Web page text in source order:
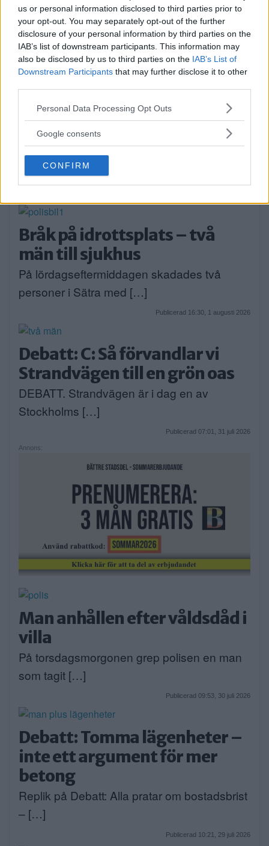
us or personal information disclosed to third parties prior to
your opt-out. You may separately opt-out of the further
disclosure of your personal information by third parties on the
IAB’s list of downstream participants. This information may
also be disclosed by us to third parties on the IAB’s List of
Downstream Participants that may further disclose it to other
Please note that this website/app uses one or more Google
not limited to your visit or usage behaviour. You may click to
use your data for below specified purposes in below Google
consent section.
Personal Data Processing Opt Outs
Google consents
CONFIRM
Sommartorget i Älvsjö
öppnar: Familjärt
På måndagseftermiddagen öppnade
aktiviteterna på Älvsjö torg. Artisten […]
Flydde i kajak – greps
På söndagsmorgonen följde polisen en man
på Långsjön […]
Bråk på idrottsplats – två
män till sjukhus
På lördagseftermiddagen skadades två
personer i Sätra med […]
Publicerad 16:30, 1 augusti 2026
Debatt: C: Så förvandlar vi
Strandvägen till en grön oas
DEBATT. Strandvägen är i dag en av
Stockholms […]
Publicerad 07:01, 31 juli 2026
Annons:
Man anhållen efter våldsdåd i
villa
På torsdagsmorgonen grep polisen en man
som tagit […]
Publicerad 09:53, 30 juli 2026
Debatt: Tomma lägenheter –
inte ett argument för mer
betong
Replik på Debatt: Alla pratar om bostadsbrist
– […]
Publicerad 10:21, 29 juli 2026